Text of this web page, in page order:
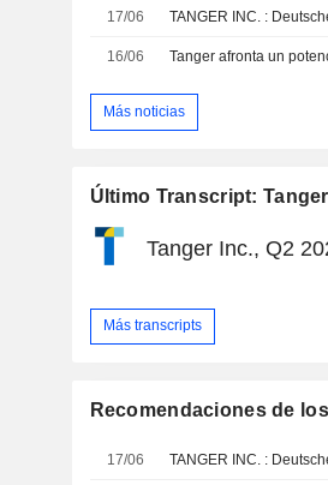
17/06 TANGER INC. :
16/06
Más noticias
Último Transcript:
Tanger Inc., Q2
Más transcripts
Recomendaciones de
17/06 TANGER INC. :